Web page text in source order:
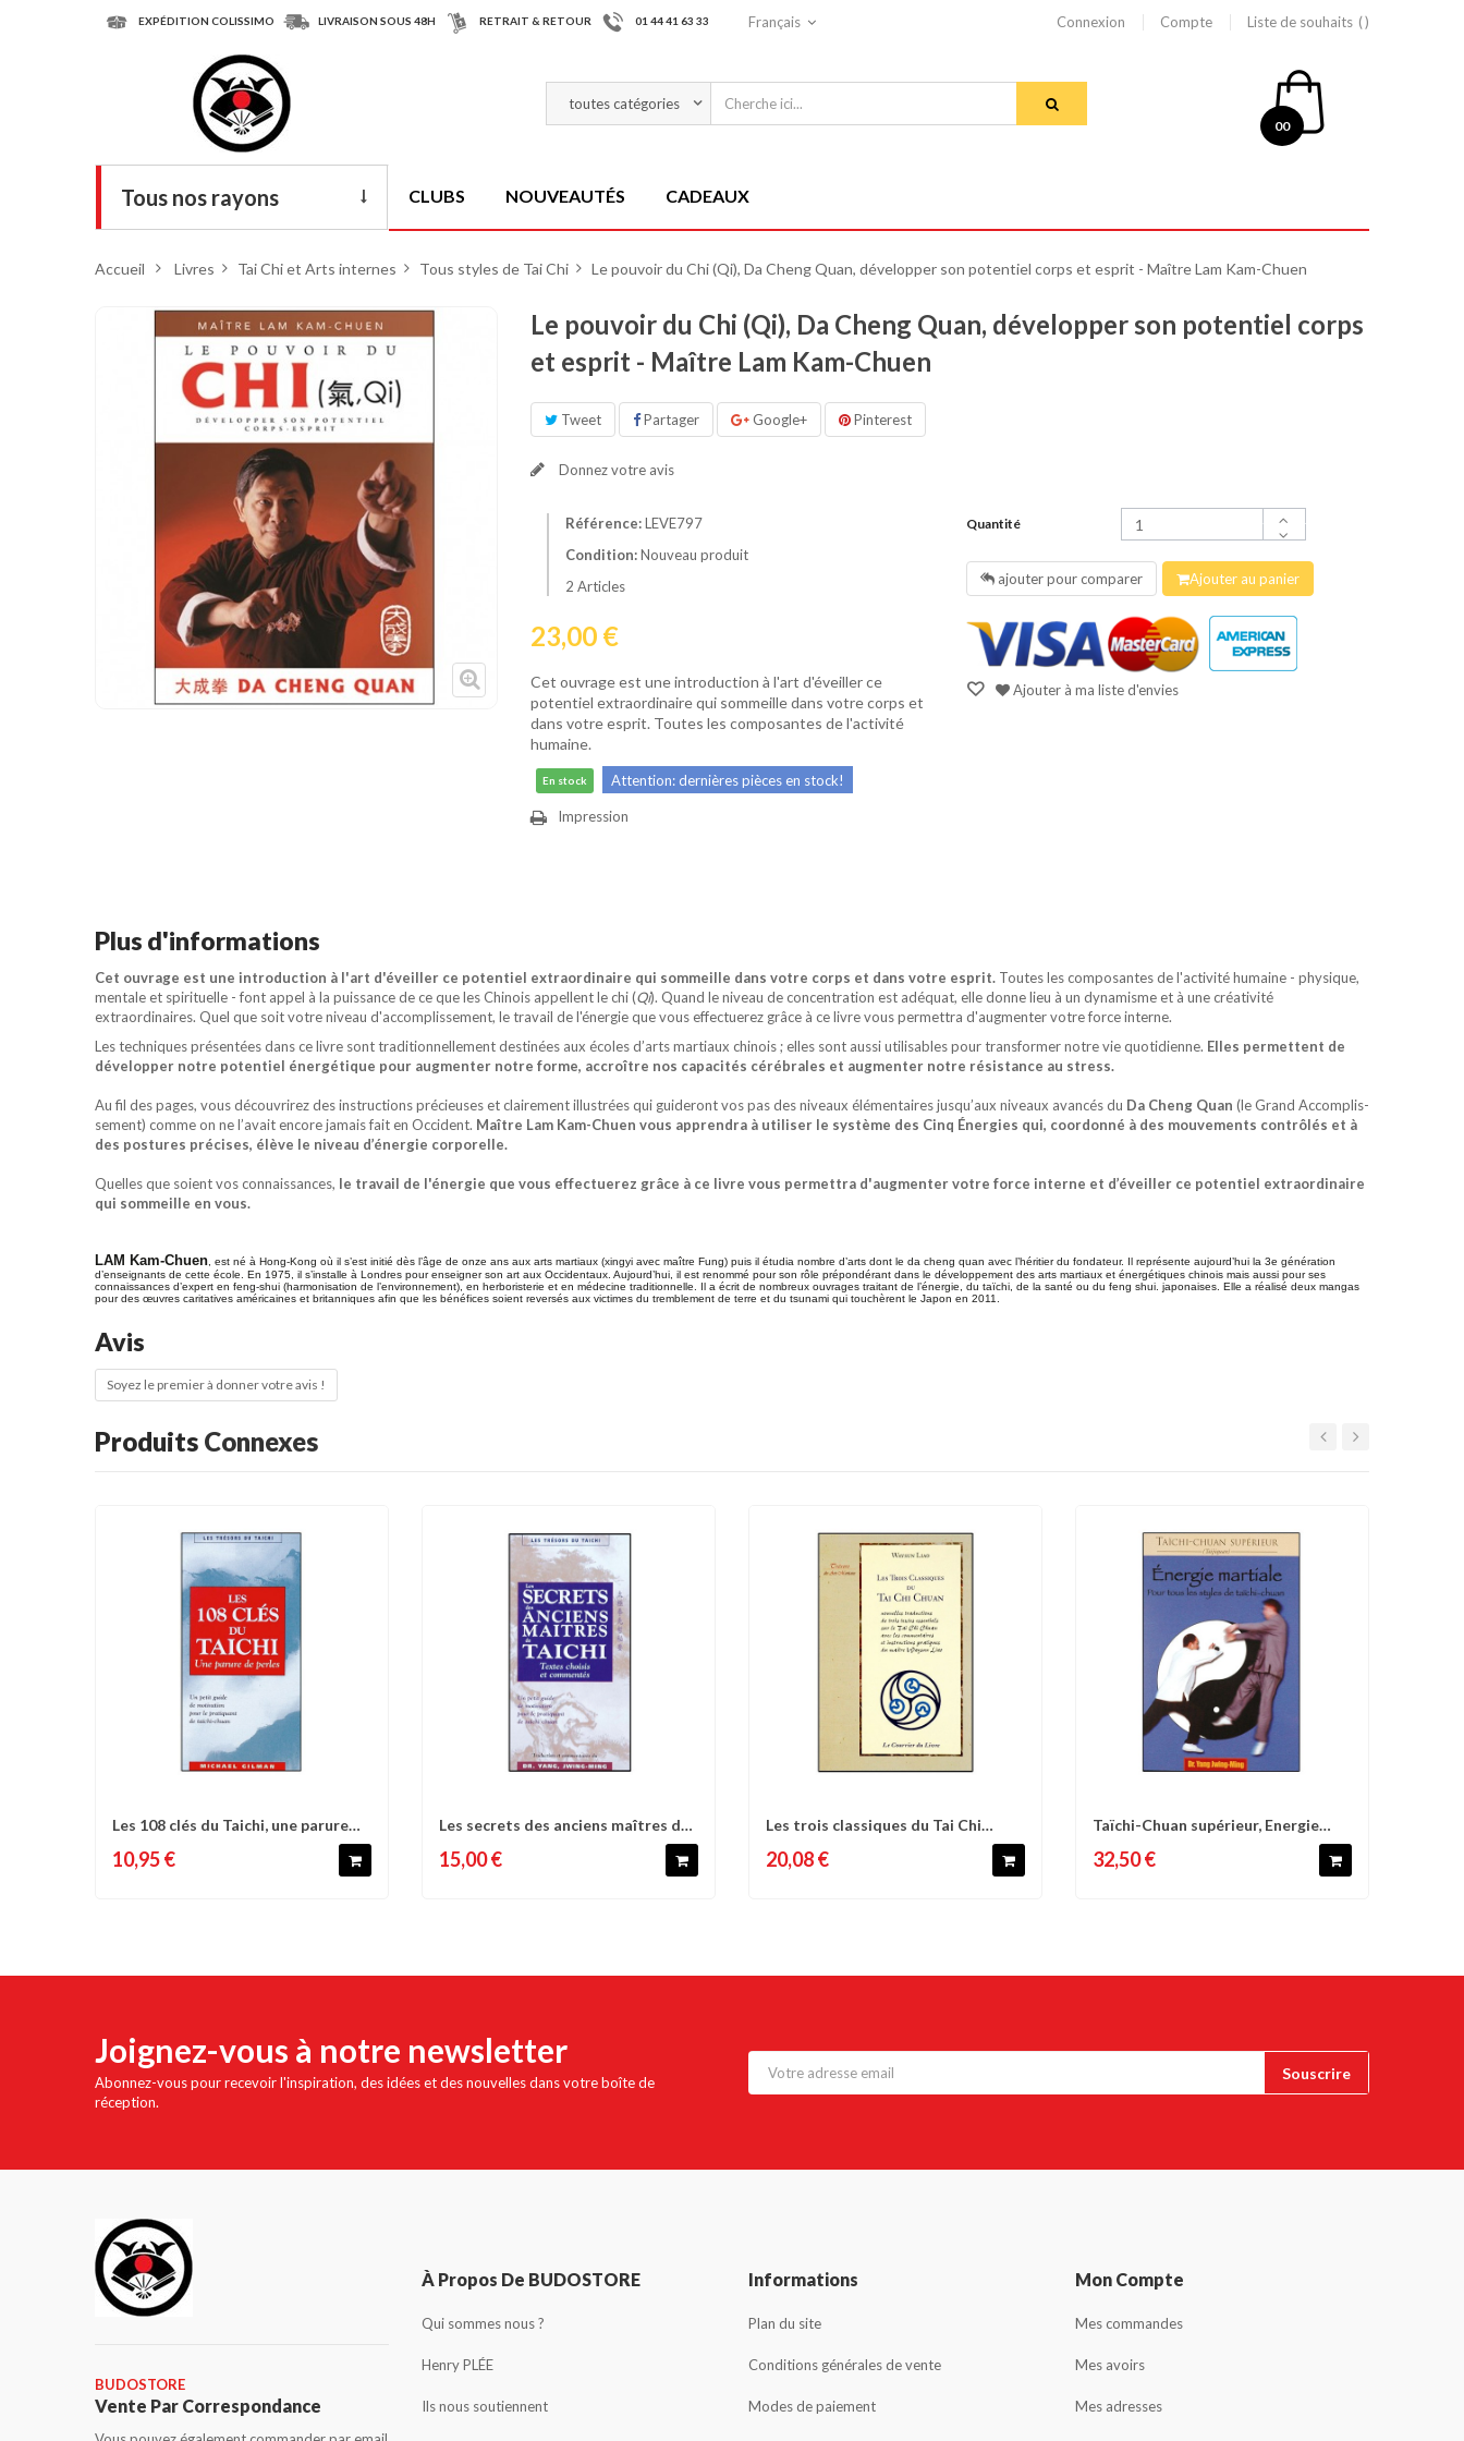
EXPÉDITION COLISSIMO LIVRAISON SOUS 48H RETRAIT & RETOUR 01 44 41 63 33 Français Connexion Compte Liste de souhaits
00
Tous nos rayons
Armes
Tenues
Chaussures
Cible de frappe
Condition physique
Accessoires
Tatamis
Décoration
Voir plus
CLUBS NOUVEAUTÉS CADEAUX
Accueil > Livres > Tai Chi et Arts internes > Tous styles de Tai Chi > Le pouvoir du Chi (Qi), Da Cheng Quan, développer son potentiel corps et esprit - Maître Lam Kam-Chuen
Le pouvoir du Chi (Qi), Da Cheng Quan, développer son potentiel corps
et esprit - Maître Lam Kam-Chuen
Tweet Partager Google+ Pinterest
Donnez votre avis
Référence:LEVE797
Condition:Nouveau produit
2 Articles
23,00 €
Cet ouvrage est une introduction à l'art d'éveiller ce
potentiel extraordinaire qui sommeille dans votre corps et
dans votre esprit. Toutes les composantes de l'activité
humaine.
En stock Attention: dernières pièces en stock!
Impression
Quantité
ajouter pour comparer Ajouter au panier
Ajouter à ma liste d'envies
Plus d'informations
Cet ouvrage est une introduction à l'art d'éveiller ce potentiel extraordinaire qui sommeille dans votre corps et dans votre esprit. Toutes les composantes de l'activité humaine - physique,
mentale et spirituelle - font appel à la puissance de ce que les Chinois appellent le chi (Qi). Quand le niveau de concentration est adéquat, elle donne lieu à un dynamisme et à une créativité
extraordinaires. Quel que soit votre niveau d'accomplissement, le travail de l'énergie que vous effectuerez grâce à ce livre vous permettra d'augmenter votre force interne.
Les techniques présentées dans ce livre sont tradition­nellement destinées aux écoles d’arts martiaux chinois ; elles sont aussi utilisables pour trans­former notre vie quotidienne. Elles permettent de
développer notre potentiel énergétique pour aug­menter notre forme, accroître nos capacités céré­brales et augmenter notre résistance au stress.
Au fil des pages, vous découvrirez des instructions précieuses et clairement illustrées qui guideront vos pas des niveaux élémentaires jusqu’aux niveaux avancés du Da Cheng Quan (le Grand Accomplis­
sement) comme on ne l’avait encore jamais fait en Occident. Maître Lam Kam-Chuen vous apprendra à utiliser le système des Cinq Énergies qui, coordonné à des mouve­ments contrôlés et à
des postures précises, élève le niveau d’énergie corporelle.
Quelles que soient vos connaissances, le travail de l'énergie que vous effectuerez grâce à ce livre vous permettra d'augmenter votre force interne et d’éveiller ce potentiel extraordinaire
qui sommeille en vous.
LAM Kam-Chuen , est né à Hong-Kong où il s’est initié dès l’âge de onze ans aux arts martiaux (xingyi avec maître Fung) puis il étudia nombre d’arts dont le da cheng quan avec l’héritier du fondateur. Il repré­sente aujourd’hui la 3e génération
d’ensei­gnants de cette école. En 1975, il s’installe à Londres pour ensei­gner son art aux Occi­den­taux. Aujourd’hui, il est renommé pour son rôle prépondérant dans le développement des arts martiaux et éner­gétiques chinois mais aussi pour ses
connais­sances d’expert en feng-shui (harmo­ni­sa­­tion de l’environ­ne­ment), en herboris­terie et en médecine traditionnelle. Il a écrit de nombreux ouvrages traitant de l’énergie, du taïchi, de la santé ou du feng shui. japonaises. Elle a réalisé deux mangas
pour des œuvres caritatives américaines et britanniques afin que les bénéfices soient reversés aux victimes du tremblement de terre et du tsunami qui touchèrent le Japon en 2011.
Avis
Soyez le premier à donner votre avis !
Produits Connexes
Comparer Liste d'envies
Les 108 clés du Taichi, une parure
10,95 €
Comparer Liste d'envies
Les secrets des anciens maîtres de
15,00 €
Comparer Liste d'envies
Les trois classiques du Tai Chi
20,08 €
Comparer Liste d'envies
Taïchi-Chuan supérieur, Energie
32,50 €
Joignez-vous à notre newsletter
Abonnez-vous pour recevoir l'inspiration, des idées et des nouvelles dans votre boîte de
réception.
BUDOSTORE
Vente Par Correspondance
À Propos De BUDOSTORE
Qui sommes nous ?
Henry PLÉE
Ils nous soutiennent
Informations
Plan du site
Conditions générales de vente
Modes de paiement
Mon Compte
Mes commandes
Mes avoirs
Mes adresses